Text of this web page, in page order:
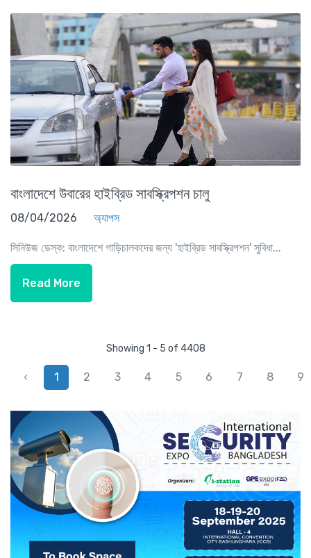
বাংলাদেশে উবারের হাইব্রিড সাবস্ক্রিপশন চালু
08/04/2026 অ্যাপস
সিনিউজ ডেস্ক: বাংলাদেশে গাড়িচালকদের জন্য 'হাইব্রিড সাবস্ক্রিপশন' সুবিধা...
Read More
Showing 1 - 5 of 4408
‹ 1 2 3 4 5 6 7 8 9